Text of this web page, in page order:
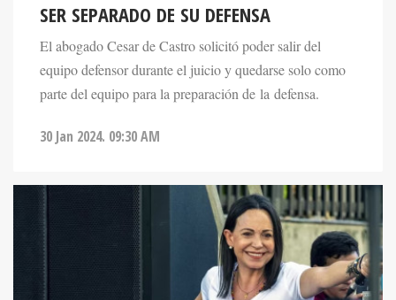
SER SEPARADO DE SU DEFENSA
El abogado Cesar de Castro solicitó poder salir del
equipo defensor durante el juicio y quedarse solo como
parte del equipo para la preparación de la defensa.
30 Jan 2024. 09:30 AM